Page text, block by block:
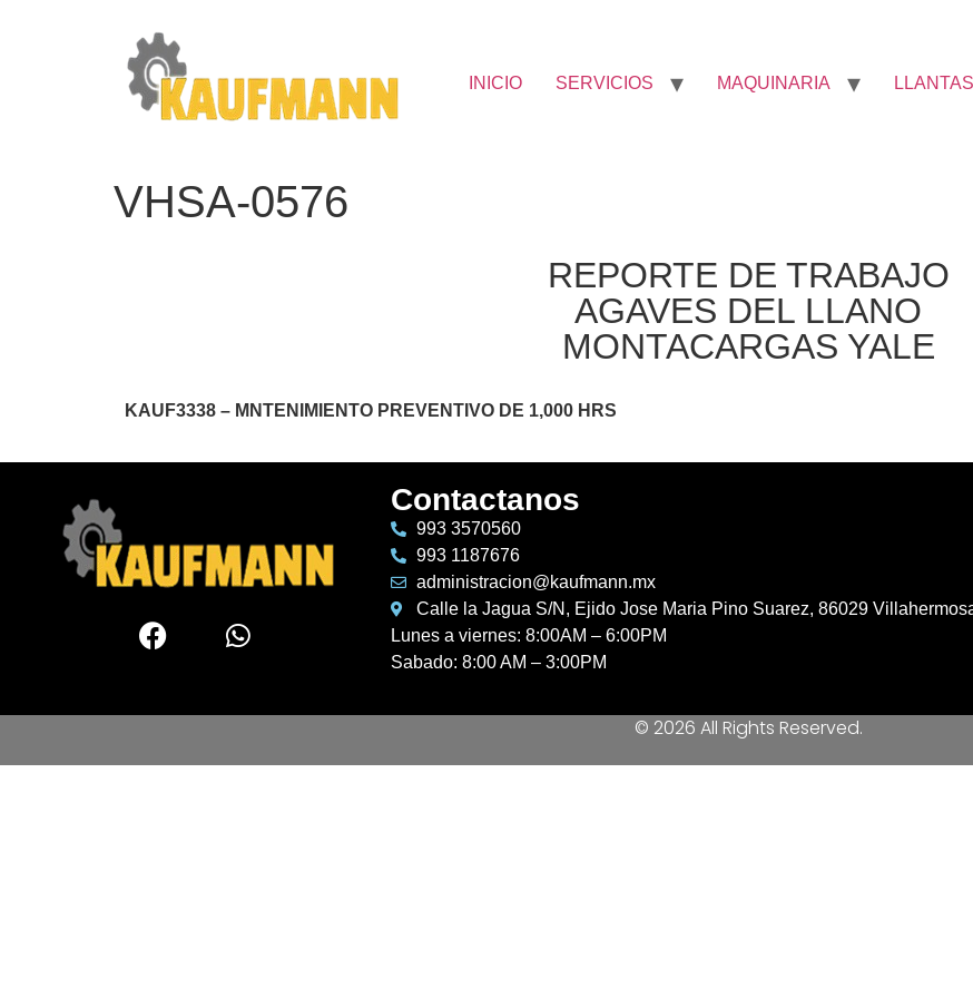
INICIO SERVICIOS MAQUINARIA
VHSA-0576
REPORTE DE TRABAJO
AGAVES DEL LLANO
MONTACARGAS YALE
KAUF3338 – MNTENIMIENTO PREVENTIVO DE 1,000 HRS
Contactanos
993 3570560
993 1187676
administracion@kaufmann.mx
Calle la Jagua S/N, Ejido Jose Maria Pino Suarez, 86029
Lunes a viernes: 8:00AM – 6:00PM
Sabado: 8:00 AM – 3:00PM
© 2026 All Rights Reserved.